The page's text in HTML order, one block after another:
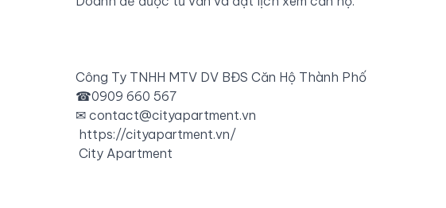
Công Ty TNHH MTV DV BĐS Căn Hộ Thành Phố
☎0909 660 567
✉ contact@cityapartment.vn
https://cityapartment.vn/
City Apartment